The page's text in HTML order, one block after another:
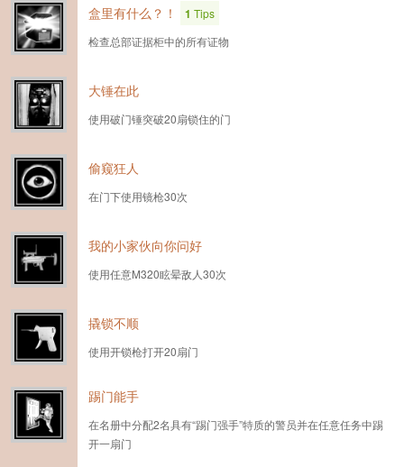
盒里有什么？！ 1 Tips
检查总部证据柜中的所有证物
大锤在此
使用破门锤突破20扇锁住的门
偷窥狂人
在门下使用镜枪30次
我的小家伙向你问好
使用任意M320眩晕敌人30次
撬锁不顺
使用开锁枪打开20扇门
踢门能手
在名册中分配2名具有“踢门强手”特质的警员并在任意任务中踢
开一扇门